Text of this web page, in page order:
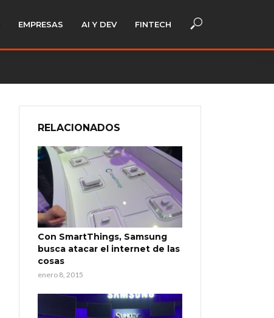
EMPRESAS AI Y DEV FINTECH
RELACIONADOS
Con SmartThings, Samsung
busca atacar el internet de las
cosas
enero 8, 2015